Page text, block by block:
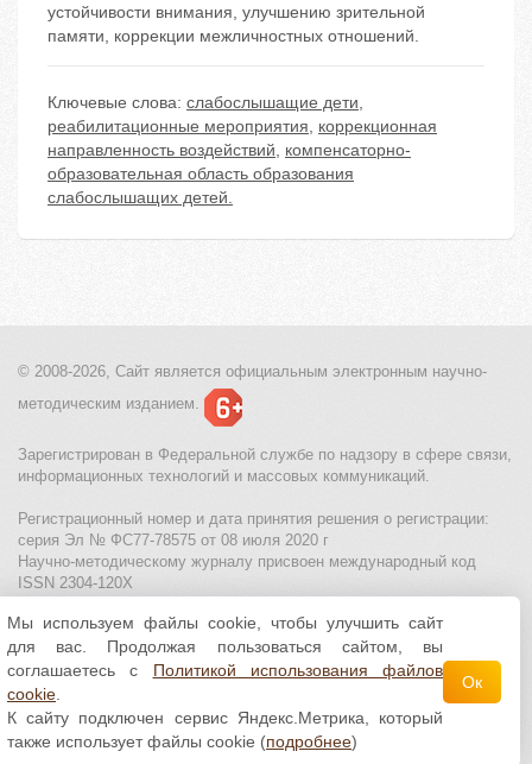
устойчивости внимания, улучшению зрительной
памяти, коррекции межличностных отношений.
Ключевые слова: слабослышащие дети,
реабилитационные мероприятия, коррекционная
направленность воздействий, компенсаторно-
образовательная область образования
слабослышащих детей.
© 2008-2026, Сайт является официальным электронным научно-
методическим изданием.
Зарегистрирован в Федеральной службе по надзору в сфере связи,
информационных технологий и массовых коммуникаций.
Регистрационный номер и дата принятия решения о регистрации:
серия Эл № ФС77-78575 от 08 июля 2020 г
Научно-методическому журналу присвоен международный код
ISSN 2304-120X
МЦИТО|Школьные олимпиады и онлайн конкурсы для детей
Политика использования файлов cookie| Политика обработки и
защиты персональных данных
Все материалы доступны полицензии Creative
Commons С указанием авторства 4.0 Всемирная
Мы используем файлы cookie, чтобы улучшить сайт
для вас. Продолжая пользоваться сайтом, вы
соглашаетесь с Политикой использования файлов
cookie
К сайту подключен сервис Яндекс.Метрика, который
также использует файлы cookie (подробнее)
Ок